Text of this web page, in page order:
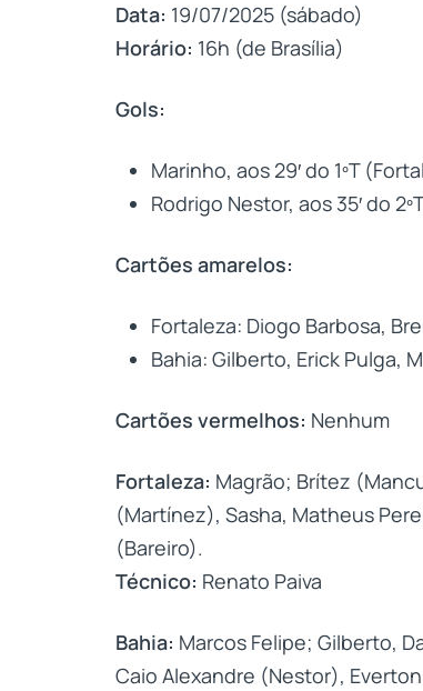
Data: 19/07/2025 (sábado)
Horário: 16h (de Brasília)
Gols:
Marinho, aos 29′ do 1ºT
Rodrigo Nestor, aos 35′ do
Cartões amarelos:
Fortaleza: Diogo Barbosa,
Bahia: Gilberto, Erick Pulga,
Cartões vermelhos: Nenhum
Fortaleza: Magrão; Brítez
(Martínez), Sasha, Matheus
(Bareiro).
Técnico: Renato Paiva
Bahia: Marcos Felipe; Gilberto,
Caio Alexandre (Nestor),